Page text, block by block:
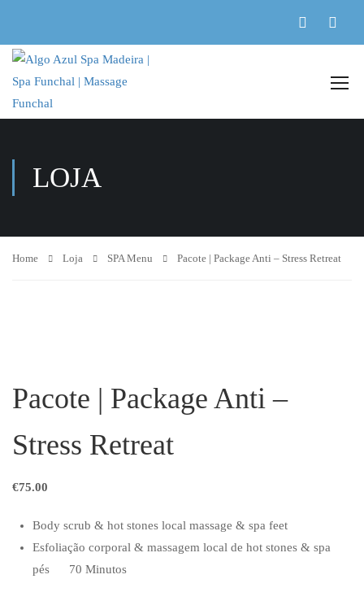
LOJA
Home Loja SPA Menu Pacote | Package Anti – Stress Retreat
Pacote | Package Anti –
Stress Retreat
€75.00
Body scrub & hot stones local massage & spa feet
Esfoliação corporal & massagem local de hot stones & spa
pés 70 Minutos